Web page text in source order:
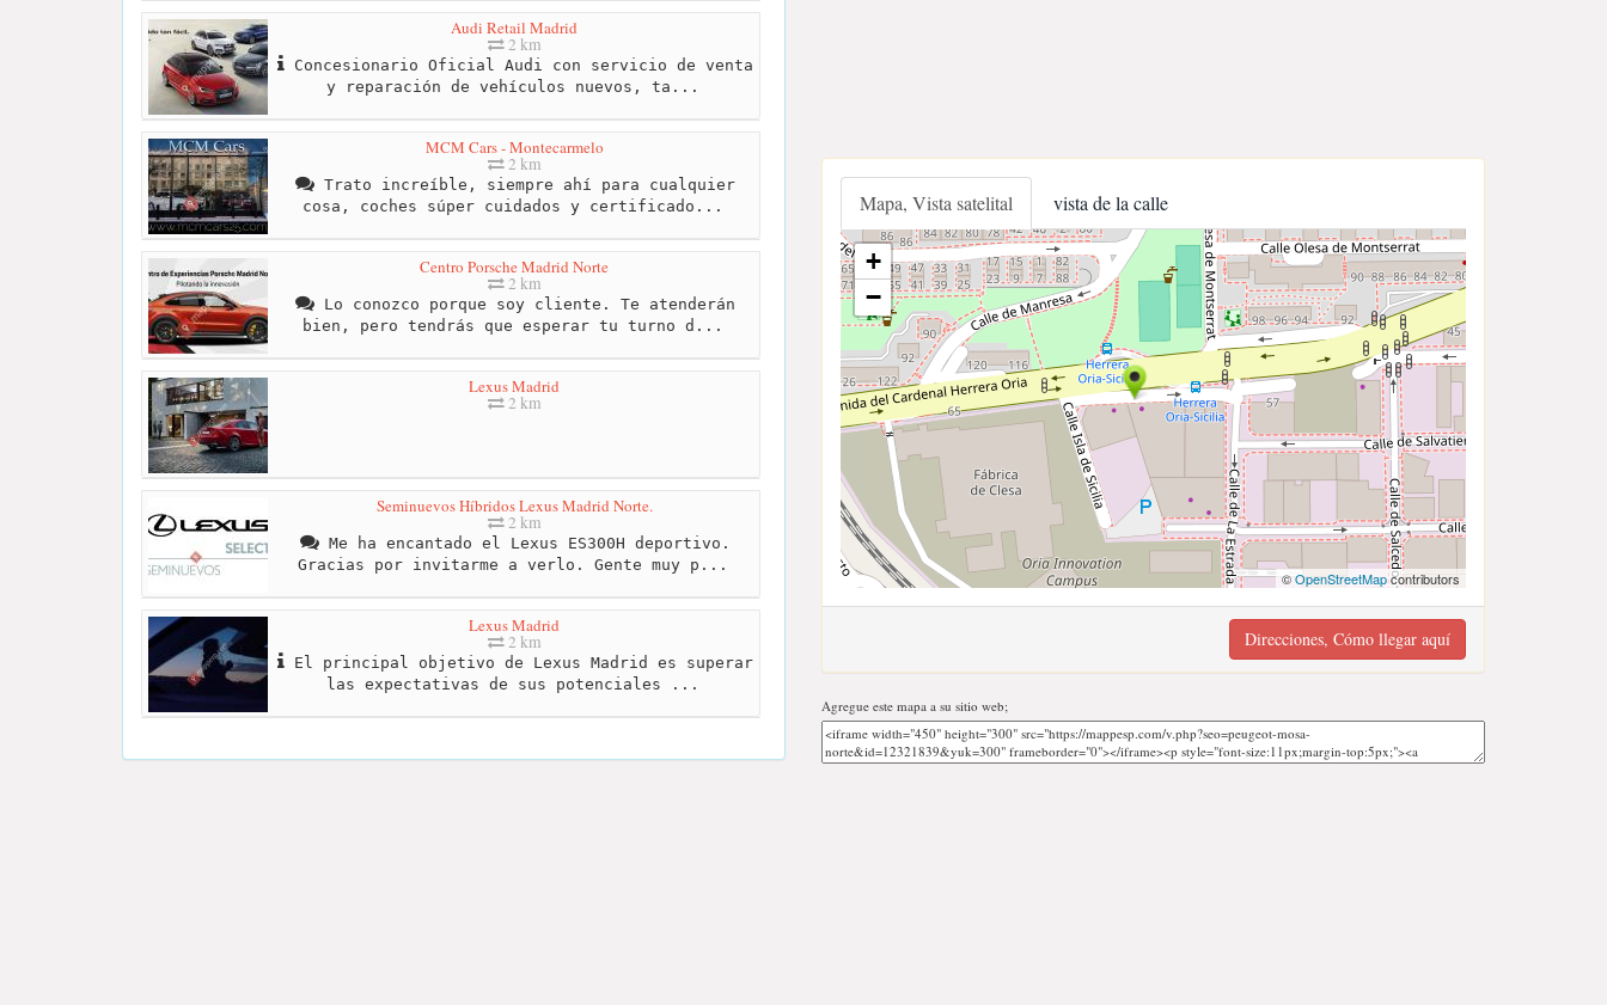
Audi Retail Madrid
2 km
Concesionario Oficial Audi con servicio de venta
y reparación de vehículos nuevos, ta...
MCM Cars - Montecarmelo
2 km
Trato increíble, siempre ahí para cualquier
cosa, coches súper cuidados y certificado...
Centro Porsche Madrid Norte
2 km
Lo conozco porque soy cliente. Te atenderán
bien, pero tendrás que esperar tu turno d...
Lexus Madrid
2 km
Seminuevos Híbridos Lexus Madrid Norte.
2 km
Me ha encantado el Lexus ES300H deportivo.
Gracias por invitarme a verlo. Gente muy p...
Lexus Madrid
2 km
El principal objetivo de Lexus Madrid es superar
las expectativas de sus potenciales ...
Mapa, Vista satelital vista de la calle
+
−
©OpenStreetMapcontributors
Direcciones, Cómo llegar aquí
Agregue este mapa a su sitio web;